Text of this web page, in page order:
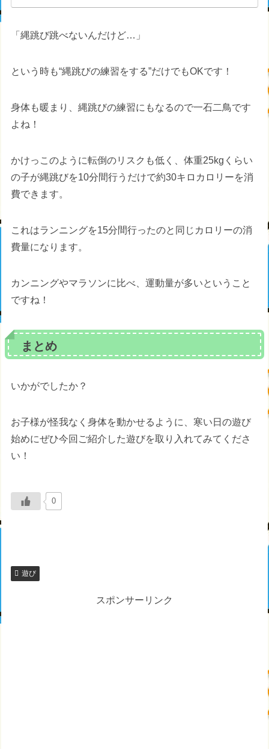
「縄跳び跳べないんだけど…」
という時も“縄跳びの練習をする”だけでもOKです！
身体も暖まり、縄跳びの練習にもなるので一石二鳥です
よね！
かけっこのように転倒のリスクも低く、体重25kgくらい
の子が縄跳びを10分間行うだけで約30キロカロリーを消
費できます。
これはランニングを15分間行ったのと同じカロリーの消
費量になります。
カンニングやマラソンに比べ、運動量が多いということ
ですね！
まとめ
いかがでしたか？
お子様が怪我なく身体を動かせるように、寒い日の遊び
始めにぜひ今回ご紹介した遊びを取り入れてみてくださ
い！
0
遊び
スポンサーリンク